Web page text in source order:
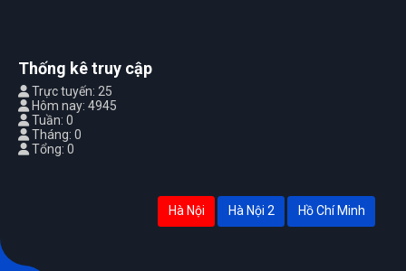
Thống kê truy cập
Trực tuyến: 25
Hôm nay: 4945
Tuần: 0
Tháng: 0
Tổng: 0
Hà Nội Hà Nội 2 Hồ Chí Minh